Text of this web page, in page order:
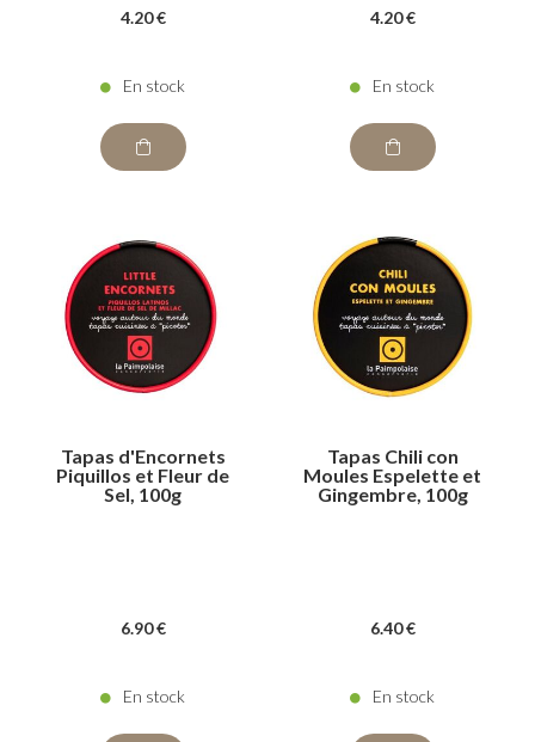
4.20 €
En stock
4.20 €
En stock
Tapas d'Encornets
Piquillos et Fleur de
Sel, 100g
6.90 €
En stock
Tapas Chili con
Moules Espelette et
Gingembre, 100g
6.40 €
En stock